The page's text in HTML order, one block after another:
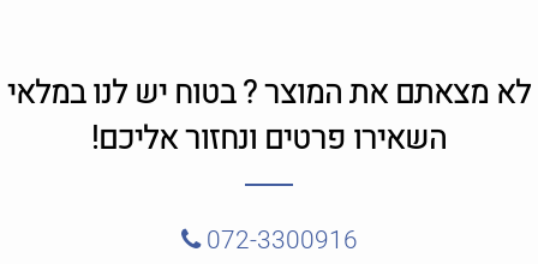
לא מצאתם את המוצר ? בטוח יש לנו במלאי
השאירו פרטים ונחזור אליכם!
072-3300916